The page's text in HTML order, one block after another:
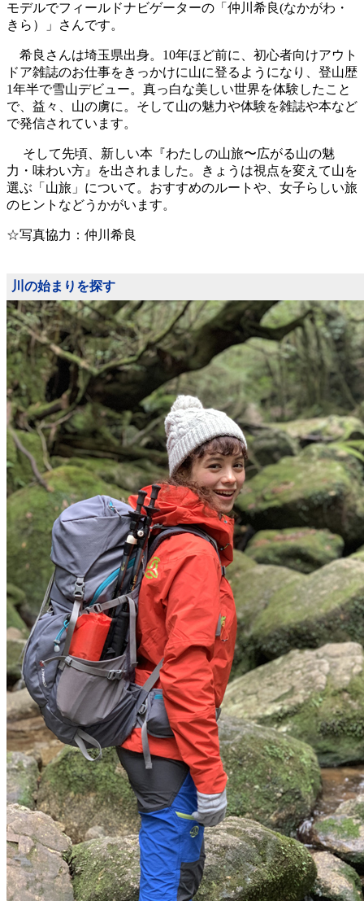
モデルでフィールドナビゲーターの「仲川希良(なかがわ・
きら）」さんです。
希良さんは埼玉県出身。10年ほど前に、初心者向けアウト
ドア雑誌のお仕事をきっかけに山に登るようになり、登山歴
1年半で雪山デビュー。真っ白な美しい世界を体験したこと
で、益々、山の虜に。そして山の魅力や体験を雑誌や本など
で発信されています。
そして先頃、新しい本『わたしの山旅〜広がる山の魅
力・味わい方』を出されました。きょうは視点を変えて山を
選ぶ「山旅」について。おすすめのルートや、女子らしい旅
のヒントなどうかがいます。
☆写真協力：仲川希良
川の始まりを探す